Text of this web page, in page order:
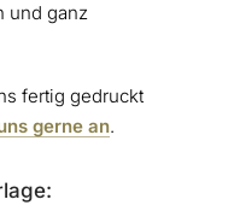
und ganz
fertig gedruckt
gerne an.